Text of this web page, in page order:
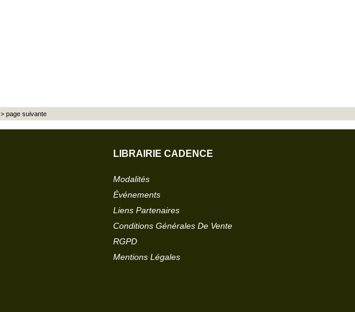
> page suivante
LIBRAIRIE CADENCE
Modalités
Événements
Liens Partenaires
Conditions Générales De Vente
RGPD
Mentions Légales